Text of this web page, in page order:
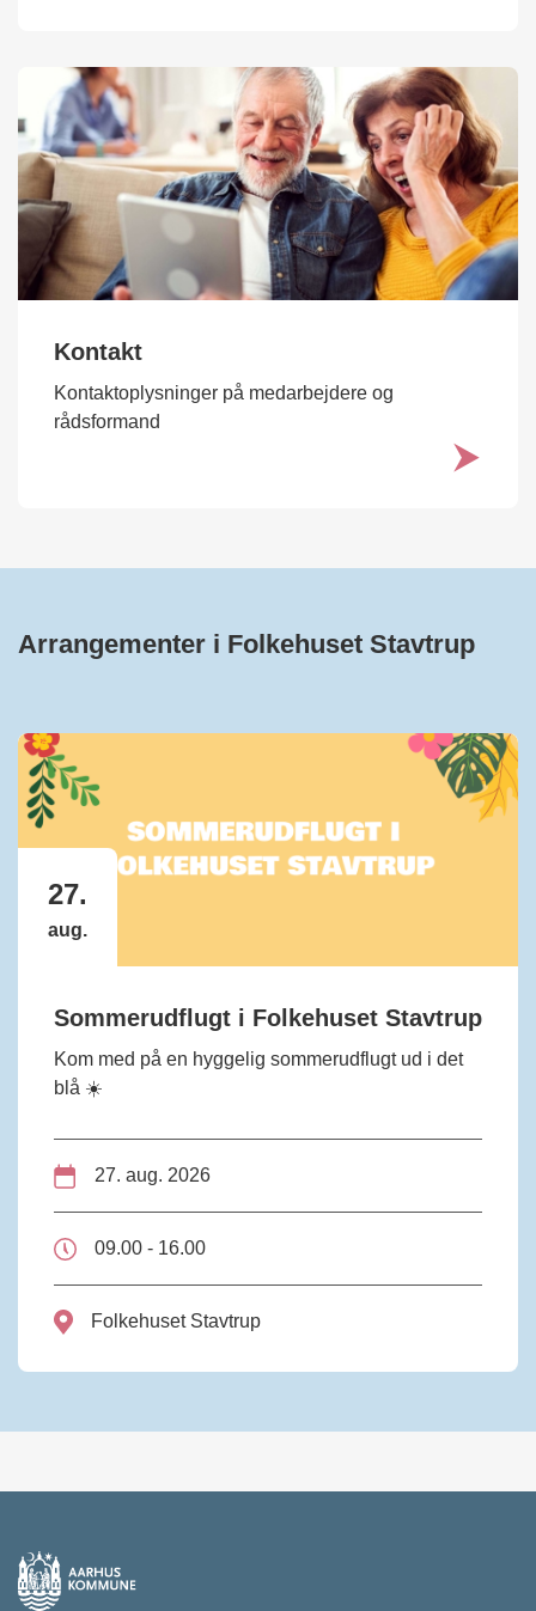
Kontakt
Kontaktoplysninger på medarbejdere og
rådsformand
Arrangementer i Folkehuset Stavtrup
27.
aug.
Sommerudflugt i Folkehuset Stavtrup
Kom med på en hyggelig sommerudflugt ud i det
blå ☀️
27. aug. 2026
09.00 - 16.00
Folkehuset Stavtrup